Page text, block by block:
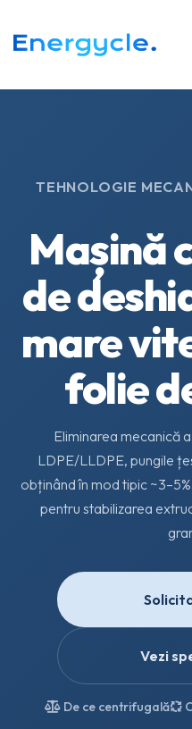
TEHNOLOGIE
Mașină
de
mare
folie
Eliminarea mecanică
LDPE/LLDPE, pungile
obținând în mod tipic
pentru stabilizarea
Vezi
De ce centrifugală